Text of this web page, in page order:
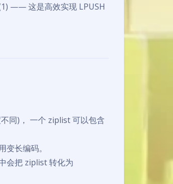
—— 这是高效实现 LPUSH
同)， 一个 ziplist 可以包含
长编码。
会把 ziplist 转化为